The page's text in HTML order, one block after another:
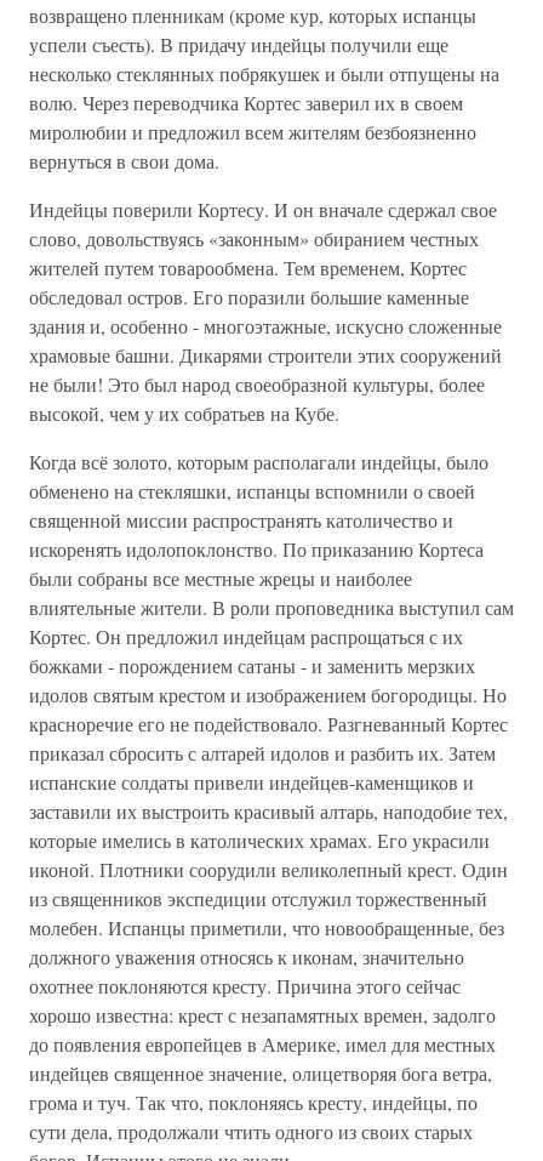
возвращено пленникам (кроме кур, которых испанцы
успели съесть). В придачу индейцы получили еще
несколько стеклянных побрякушек и были отпущены на
волю. Через переводчика Кортес заверил их в своем
миролюбии и предложил всем жителям безбоязненно
вернуться в свои дома.
Индейцы поверили Кортесу. И он вначале сдержал свое
слово, довольствуясь «законным» обиранием честных
жителей путем товарообмена. Тем временем, Кортес
обследовал остров. Его поразили большие каменные
здания и, особенно - многоэтажные, искусно сложенные
храмовые башни. Дикарями строители этих сооружений
не были! Это был народ своеобразной культуры, более
высокой, чем у их собратьев на Кубе.
Когда всё золото, которым располагали индейцы, было
обменено на стекляшки, испанцы вспомнили о своей
священной миссии распространять католичество и
искоренять идолопоклонство. По приказанию Кортеса
были собраны все местные жрецы и наиболее
влиятельные жители. В роли проповедника выступил сам
Кортес. Он предложил индейцам распрощаться с их
божками - порождением сатаны - и заменить мерзких
идолов святым крестом и изображением богородицы. Но
красноречие его не подействовало. Разгневанный Кортес
приказал сбросить с алтарей идолов и разбить их. Затем
испанские солдаты привели индейцев-каменщиков и
заставили их выстроить красивый алтарь, наподобие тех,
которые имелись в католических храмах. Его украсили
иконой. Плотники соорудили великолепный крест. Один
из священников экспедиции отслужил торжественный
молебен. Испанцы приметили, что новообращенные, без
должного уважения относясь к иконам, значительно
охотнее поклоняются кресту. Причина этого сейчас
хорошо известна: крест с незапамятных времен, задолго
до появления европейцев в Америке, имел для местных
индейцев священное значение, олицетворяя бога ветра,
грома и туч. Так что, поклоняясь кресту, индейцы, по
сути дела, продолжали чтить одного из своих старых